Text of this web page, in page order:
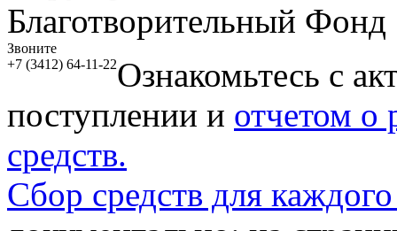
Благотворительный
Звоните
+7 (3412) 64-11-22Ознакомьтесь с
поступлении и отчетом о
средств.
Сбор средств для